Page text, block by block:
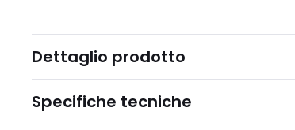
Dettaglio prodotto
Specifiche tecniche